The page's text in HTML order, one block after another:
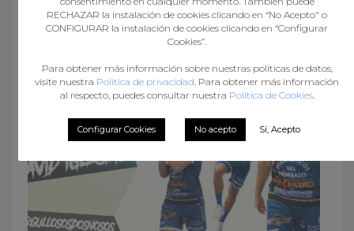
What you can read next
RECHAZAR la instalación de cookies clicando en “No Acepto" o
CONFIGURAR la instalación de cookies clicando en “Configurar
Cookies”.
Para obtener más información sobre nuestras políticas de datos,
visite nuestra Política de privacidad . Para obtener más información
al respecto, puedes consultar nuestra Política de Cookies.
Configurar Cookies No acepto Sí, Acepto